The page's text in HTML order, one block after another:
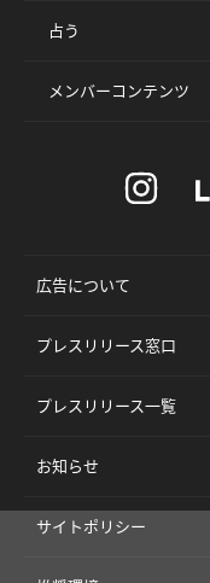
占う
メンバーコンテンツ
広告について
プレスリリース窓口
プレスリリース一覧
お知らせ
サイトポリシー